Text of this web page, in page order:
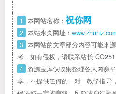
1 本网站名称： 祝你网
2 本站永久网址：
3 本网站的文章部分内容可能来
考，如有侵权，请联系站长 QQ
4 资源宝库仅收集整理各大网赚
享，不提供任何的一对一教学指导